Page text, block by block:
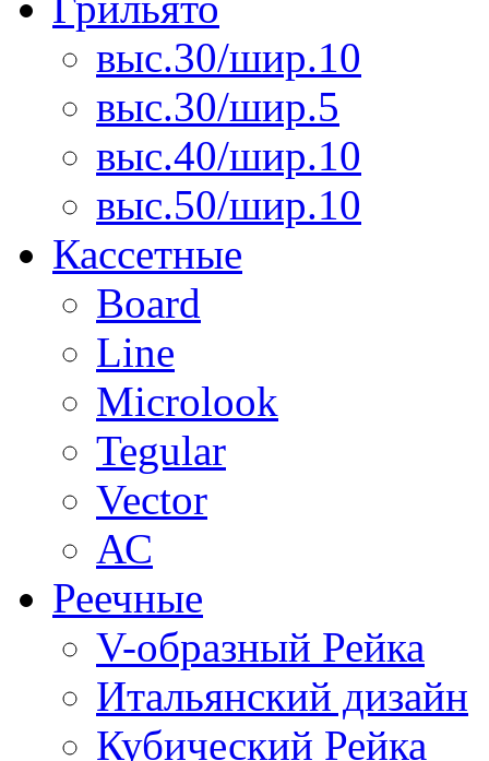
выс.30/шир.10
выс.30/шир.5
выс.40/шир.10
выс.50/шир.10
Кассетные
Board
Line
Microlook
Tegular
Vector
АС
Реечные
V-образный Рейка
Итальянский дизайн
Кубический Рейка